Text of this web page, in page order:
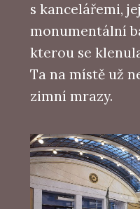
s kancelářemi,
monumentální
kterou se
Ta na místě už
zimní mrazy.